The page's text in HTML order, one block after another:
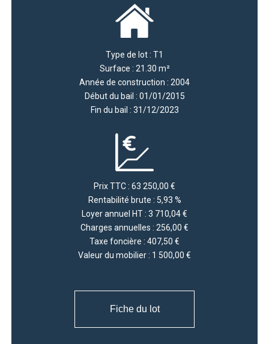
Type de lot : T1
Surface : 21.30 m²
Année de construction : 2004
Début du bail : 01/01/2015
Fin du bail : 31/12/2023
Prix TTC : 63 250,00 €
Rentabilité brute : 5,93 %
Loyer annuel HT : 3 710,04 €
Charges annuelles : 256,00 €
Taxe foncière : 407,50 €
Valeur du mobilier : 1 500,00 €